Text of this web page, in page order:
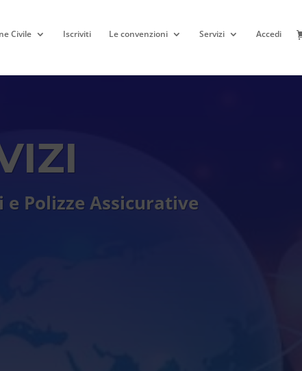
Civile Iscriviti Le convenzioni Servizi Accedi
Polizze Assicurative